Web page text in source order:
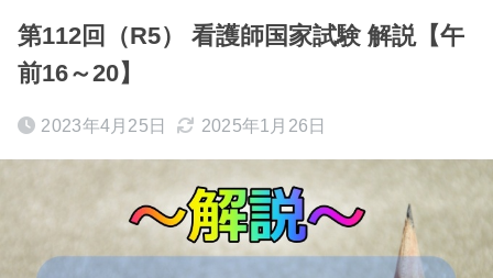
第112回（R5） 看護師国家試験 解説【午
前16～20】
2023年4月25日 2025年1月26日